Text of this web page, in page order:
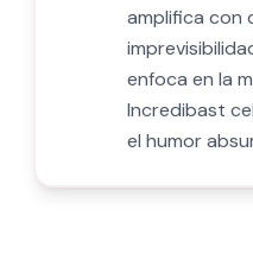
amplifica con
enfoca en la
Incredibast
el humor